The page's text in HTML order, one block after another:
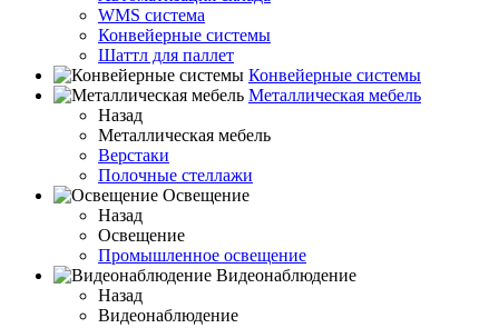
WMS система
Конвейерные системы
Шаттл для паллет
Конвейерные системы
Металлическая мебель
Назад
Металлическая мебель
Верстаки
Полочные стеллажи
Освещение
Назад
Освещение
Промышленное освещение
Видеонаблюдение
Назад
Видеонаблюдение